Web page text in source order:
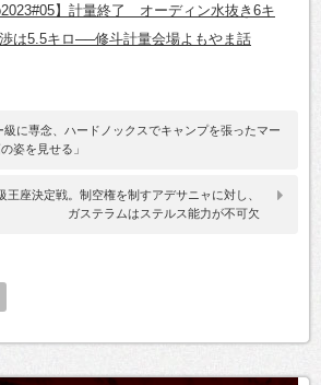
】計量終了 オーディン水抜き6キ
は5.5キロ──修斗計量会場よもやま話
級に専念、ハードノックスでキャンプを張ったマー
姿を見せる」
王座決定戦。制空権を制すアデサニャに対し、
ガステラムはステルス能力が不可欠